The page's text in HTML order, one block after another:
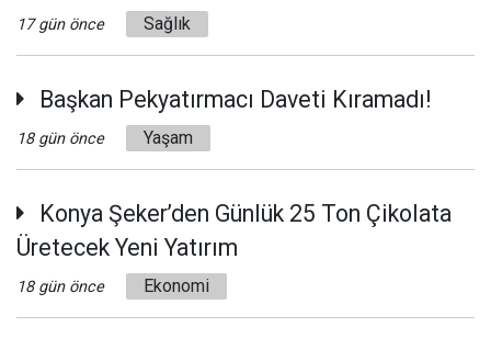
17 gün önce Sağlık
Başkan Pekyatırmacı Daveti Kıramadı!
18 gün önce Yaşam
Konya Şeker’den Günlük 25 Ton Çikolata
Üretecek Yeni Yatırım
18 gün önce Ekonomi